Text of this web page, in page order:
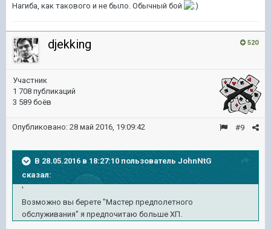
Нагиба, как такового и не было. Обычный бой
520
djekking
Участник
1 708 публикаций
3 589 боёв
#9
Опубликовано: 28 май 2016, 19:09:42
В 28.05.2016 в 18:27:10 пользователь JohnNtG
сказал:
'
Возможно вы берете "Мастер предполетного
обслуживания" я предпочитаю больше ХП.